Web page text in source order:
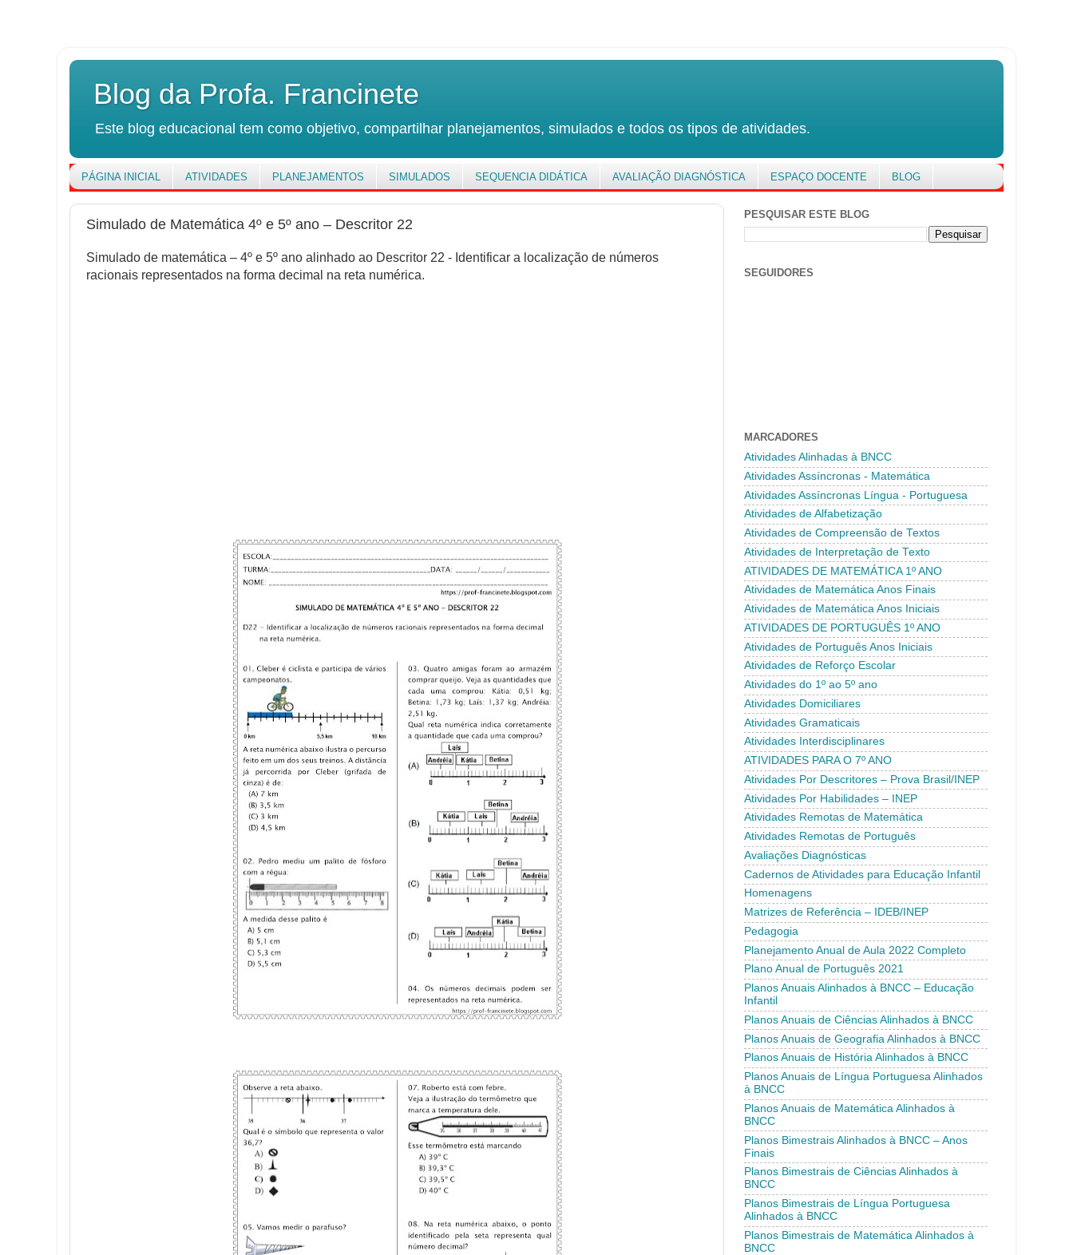
Blog da Profa. Francinete
Este blog educacional tem como objetivo, compartilhar planejamentos, simulados e todos os tipos de atividades.
PÁGINA INICIAL ATIVIDADES PLANEJAMENTOS SIMULADOS SEQUENCIA DIDÁTICA AVALIAÇÃO DIAGNÓSTICA ESPAÇO DOCENTE BLOG
Simulado de Matemática 4º e 5º ano – Descritor 22
Simulado de matemática – 4º e 5º ano alinhado ao Descritor 22 - Identificar a localização de números
racionais representados na forma decimal na reta numérica.
PESQUISAR ESTE BLOG
SEGUIDORES
MARCADORES
Atividades Alinhadas à BNCC
Atividades Assíncronas - Matemática
Atividades Assíncronas Língua - Portuguesa
Atividades de Alfabetização
Atividades de Compreensão de Textos
Atividades de Interpretação de Texto
ATIVIDADES DE MATEMÁTICA 1º ANO
Atividades de Matemática Anos Finais
Atividades de Matemática Anos Iniciais
ATIVIDADES DE PORTUGUÊS 1º ANO
Atividades de Português Anos Iniciais
Atividades de Reforço Escolar
Atividades do 1º ao 5º ano
Atividades Domiciliares
Atividades Gramaticais
Atividades Interdisciplinares
ATIVIDADES PARA O 7º ANO
Atividades Por Descritores – Prova Brasil/INEP
Atividades Por Habilidades – INEP
Atividades Remotas de Matemática
Atividades Remotas de Português
Avaliações Diagnósticas
Cadernos de Atividades para Educação Infantil
Homenagens
Matrizes de Referência – IDEB/INEP
Pedagogia
Planejamento Anual de Aula 2022 Completo
Plano Anual de Português 2021
Planos Anuais Alinhados à BNCC – Educação
Infantil
Planos Anuais de Ciências Alinhados à BNCC
Planos Anuais de Geografia Alinhados à BNCC
Planos Anuais de História Alinhados à BNCC
Planos Anuais de Língua Portuguesa Alinhados
à BNCC
Planos Anuais de Matemática Alinhados à
BNCC
Planos Bimestrais Alinhados à BNCC – Anos
Finais
Planos Bimestrais de Ciências Alinhados à
BNCC
Planos Bimestrais de Língua Portuguesa
Alinhados à BNCC
Planos Bimestrais de Matemática Alinhados à
BNCC